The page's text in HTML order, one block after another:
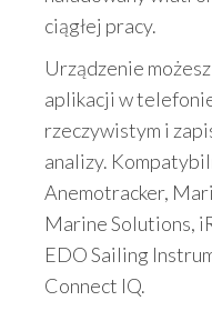
ciągłej pracy.
Urządzenie
aplikacji w
rzeczywistym i
analizy.
Anemotracker,
Marine Solutions,
EDO Sailing
Connect IQ.